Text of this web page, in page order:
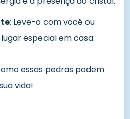
: Leve-o com você ou
especial em casa.
essas pedras podem
vida!